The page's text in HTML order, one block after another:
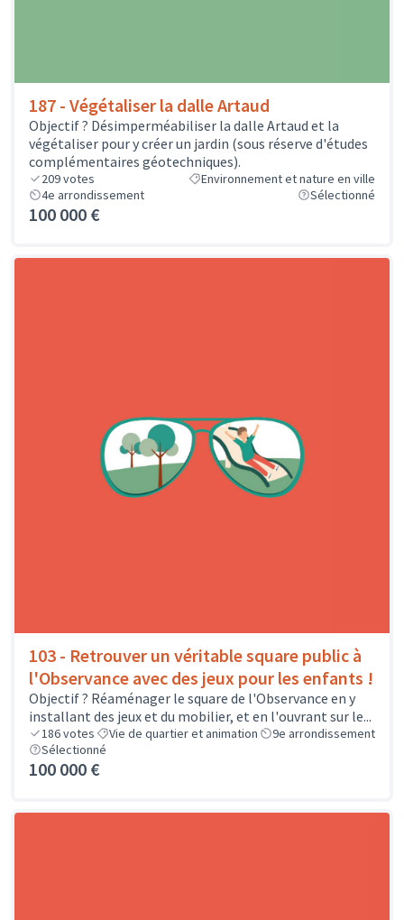
187 - Végétaliser la dalle Artaud
Objectif ? Désimperméabiliser la dalle Artaud et la
végétaliser pour y créer un jardin (sous réserve d'études
complémentaires géotechniques).
209votes
Environnement et nature en ville
4e arrondissement
Sélectionné
100 000 €
103 - Retrouver un véritable square public à
l'Observance avec des jeux pour les enfants !
Objectif ? Réaménager le square de l'Observance en y
installant des jeux et du mobilier, et en l'ouvrant sur le...
186votes Vie de quartier et animation
9e arrondissement
Sélectionné
100 000 €